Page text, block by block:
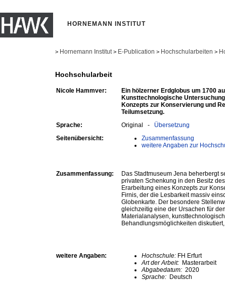
HORNEMANN INSTITUT
> Hornemann Institut > E-Publication > Hochschularbeiten >
Hochschularbeit
Nicole Hammver:
Ein hölzerner Erdglobus um 1700
Kunsttechnologische
Konzepts zur Konservierung und
Teilumsetzung.
Sprache: Original - Übersetzung
Seitenübersicht:
Zusammenfassung
weitere Angaben zur
Zusammenfassung:
Das Stadtmuseum Jena beherbergt
privaten Schenkung in den Besitz
Erarbeitung eines Konzepts zur
Firnis, der die Lesbarkeit massiv
Globenkarte. Der besondere
gleichzeitig eine der Ursachen für
Materialanalysen,
Behandlungsmöglichkeiten
weitere Angaben: Hochschule: FH Erfurt
Art der Arbeit: Masterarbeit
Abgabedatum: 2020
Sprache: Deutsch